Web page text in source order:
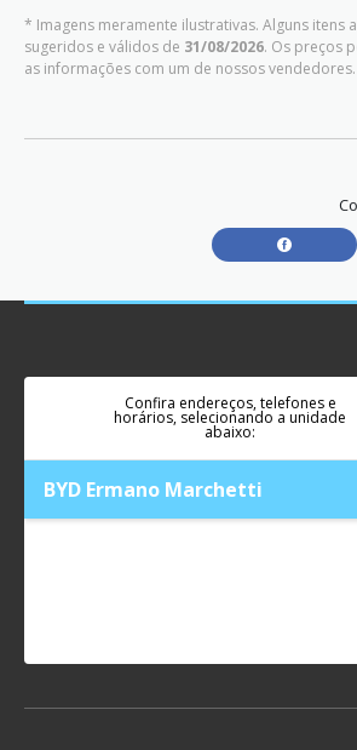
* Imagens meramente ilustrativas. Alguns
sugeridos e válidos de 31/08/2026. Os preços
as informações com um de nossos vendedores.
Confira endereços, telefones e
horários, selecionando a unidade
abaixo:
BYD Ermano Marchetti